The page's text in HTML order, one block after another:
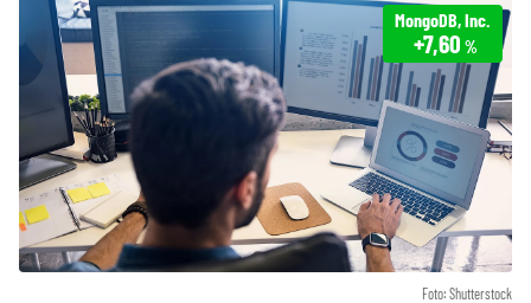
Foto: Shutterstock
MongoDB, Inc.
+7,60 %